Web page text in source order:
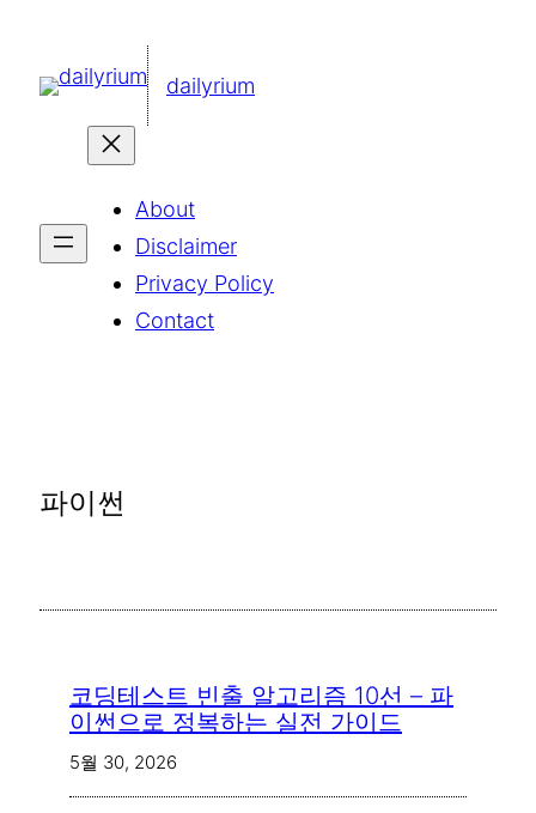
dailyrium
About
Disclaimer
Privacy Policy
Contact
파이썬
코딩테스트 빈출 알고리즘 10선 – 파
이썬으로 정복하는 실전 가이드
5월 30, 2026